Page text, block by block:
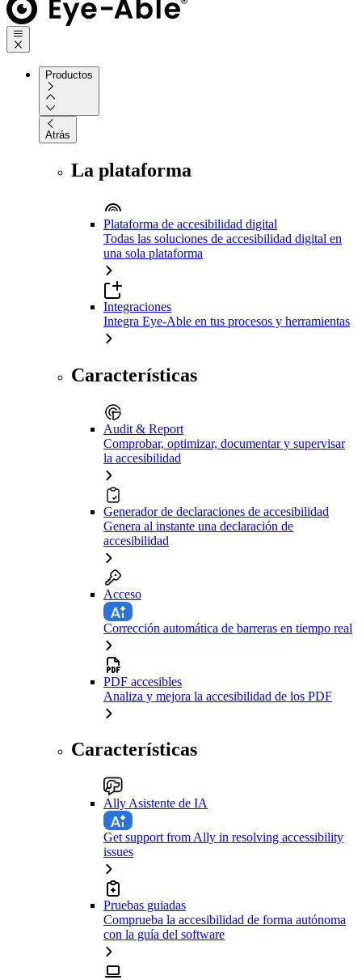
Productos
Atrás
La plataforma
Plataforma de accesibilidad digital
Todas las soluciones de accesibilidad digital en
una sola plataforma
Integraciones
Integra Eye-Able en tus procesos y herramientas
Características
Audit & Report
Comprobar, optimizar, documentar y supervisar
la accesibilidad
Generador de declaraciones de accesibilidad
Genera al instante una declaración de
accesibilidad
Acceso
Corrección automática de barreras en tiempo real
PDF accesibles
Analiza y mejora la accesibilidad de los PDF
Características
Ally Asistente de IA
Get support from Ally in resolving accessibility
issues
Pruebas guiadas
Comprueba la accesibilidad de forma autónoma
con la guía del software